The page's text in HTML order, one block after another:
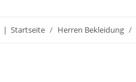
Startseite Herren Bekleidung